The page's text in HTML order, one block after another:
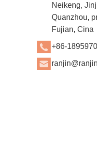
Neikeng,
Quanzhou,
Fujian, Cina
+86-